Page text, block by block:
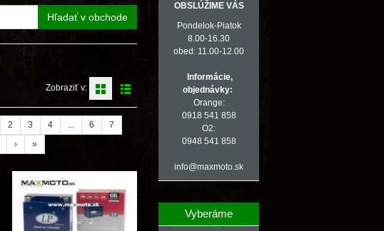
Hľadať v obchode
Zobraziť v:
2 3 4 ... 6
7
› »
OBSLÚŽIME VÁS
Pondelok-Piatok
8.00-16.30
obed: 11.00-12.00
Informácie,
objednávky:
Orange:
0918 541 858
O2:
0948 541 858
info@maxmoto.sk
Vyberáme
NÁHRADNÉ DIELY